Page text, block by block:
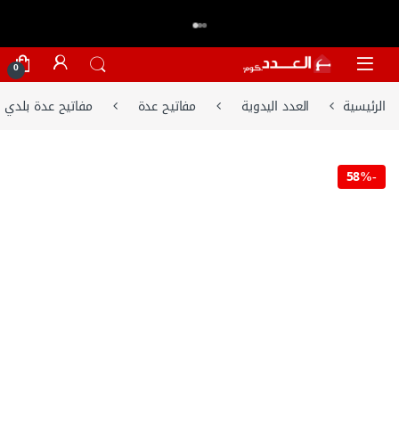
Skip to navigation
Skip to content
0
الرئيسية العدد اليدوية مفاتيح عدة مفاتيح عدة بلدي
-
58%